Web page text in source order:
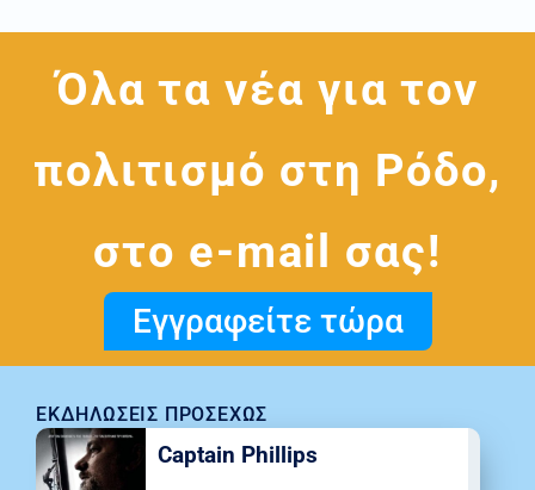
Όλα τα νέα για τον
πολιτισμό στη Ρόδο,
στο e-mail σας!
Εγγραφείτε τώρα
ΕΚΔΗΛΏΣΕΙΣ ΠΡΟΣΕΧΏΣ
Captain Phillips